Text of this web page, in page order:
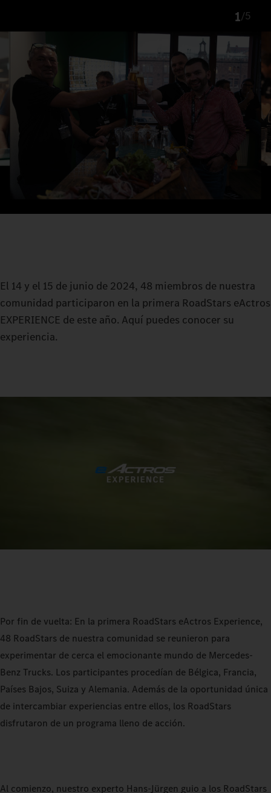
1/5
El 14 y el 15 de junio de 2024, 48 miembros de nuestra
comunidad participaron en la primera RoadStars eActros
EXPERIENCE de este año. Aquí puedes conocer su
experiencia.
Por fin de vuelta: En la primera RoadStars eActros Experience,
48 RoadStars de nuestra comunidad se reunieron para
experimentar de cerca el emocionante mundo de Mercedes-
Benz Trucks. Los participantes procedían de Bélgica, Francia,
Países Bajos, Suiza y Alemania. Además de la oportunidad única
de intercambiar experiencias entre ellos, los RoadStars
disfrutaron de un programa lleno de acción.
Al comienzo, nuestro experto Hans-Jürgen guio a los RoadStars